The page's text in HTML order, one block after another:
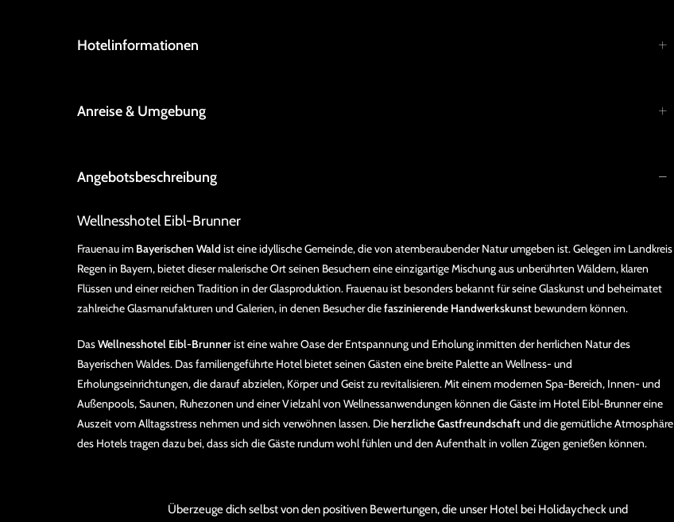
Hotelinformationen
Anreise & Umgebung
Angebotsbeschreibung
Wellnesshotel Eibl-Brunner
Frauenau im Bayerischen Waldist eine idyllische Gemeinde, die von atemberaubender Natur umgeben ist. Gelegen im Landkreis
Regen in Bayern, bietet dieser malerische Ort seinen Besuchern eine einzigartige Mischung aus unberührten Wäldern, klaren
Flüssen und einer reichen Tradition in der Glasproduktion. Frauenau ist besonders bekannt für seine Glaskunst und beheimatet
zahlreiche Glasmanufakturen und Galerien, in denen Besucher diefaszinierende Handwerkskunstbewundern können.
DasWellnesshotel Eibl-Brunnerist eine wahre Oase der Entspannung und Erholung inmitten der herrlichen Natur des
Bayerischen Waldes. Das familiengeführte Hotel bietet seinen Gästen eine breite Palette an Wellness- und
Erholungseinrichtungen, die darauf abzielen, Körper und Geist zu revitalisieren. Mit einem modernen Spa-Bereich, Innen- und
Außenpools, Saunen, Ruhezonen und einer Vielzahl von Wellnessanwendungen können die Gäste im Hotel Eibl-Brunner eine
Auszeit vom Alltagsstress nehmen und sich verwöhnen lassen. Dieherzliche Gastfreundschaftund die gemütliche Atmosphäre
des Hotels tragen dazu bei, dass sich die Gäste rundum wohl fühlen und den Aufenthalt in vollen Zügen genießen können.
Überzeuge dich selbst von den positiven Bewertungen, die unser Hotel bei Holidaycheck und